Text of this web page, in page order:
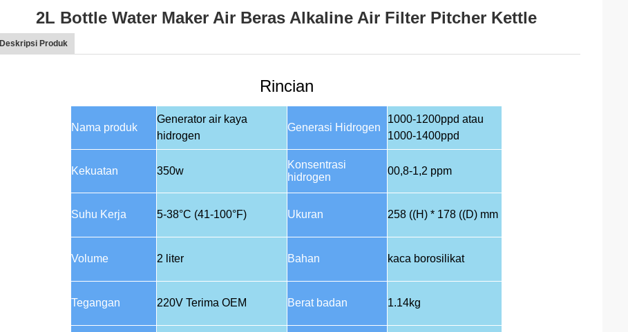
2L Bottle Water Maker Air Beras Alkaline Air Filter Pitcher Kettle
Deskripsi Produk
Rincian
Nama produk
Generator air kaya
hidrogen
Generasi Hidrogen
1000-1200ppd atau
1000-1400ppd
Kekuatan 350w
Konsentrasi
hidrogen
00,8-1,2 ppm
Suhu Kerja 5-38°C (41-100°F) Ukuran 258 ((H) * 178 ((D) mm
Volume 2 liter Bahan kaca borosilikat
Tegangan 220V Terima OEM Berat badan 1.14kg